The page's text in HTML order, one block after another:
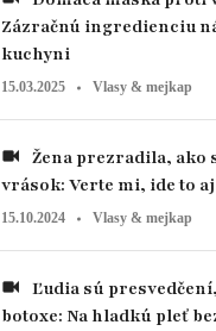
Zázračnú ingredienciu
kuchyni
15.03.2025 Vlasy & mejkap
vrások: Verte mi, ide to
15.10.2024 Vlasy & mejkap
botoxe: Na hladkú pleť